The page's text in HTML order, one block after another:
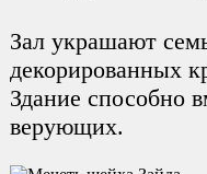
Зал украшают
декорированных
Здание способно
верующих.